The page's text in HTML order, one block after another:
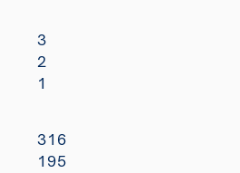
3
2
1
316
195